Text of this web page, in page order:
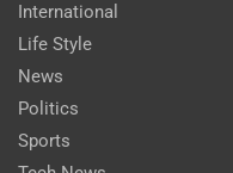
International
Life Style
News
Politics
Sports